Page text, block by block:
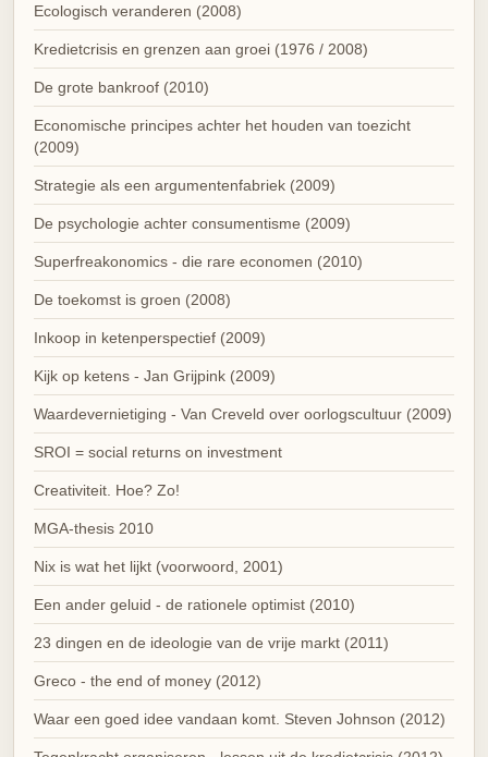
Ecologisch veranderen (2008)
Kredietcrisis en grenzen aan groei (1976 / 2008)
De grote bankroof (2010)
Economische principes achter het houden van toezicht
(2009)
Strategie als een argumentenfabriek (2009)
De psychologie achter consumentisme (2009)
Superfreakonomics - die rare economen (2010)
De toekomst is groen (2008)
Inkoop in ketenperspectief (2009)
Kijk op ketens - Jan Grijpink (2009)
Waardevernietiging - Van Creveld over oorlogscultuur (2009)
SROI = social returns on investment
Creativiteit. Hoe? Zo!
MGA-thesis 2010
Nix is wat het lijkt (voorwoord, 2001)
Een ander geluid - de rationele optimist (2010)
23 dingen en de ideologie van de vrije markt (2011)
Greco - the end of money (2012)
Waar een goed idee vandaan komt. Steven Johnson (2012)